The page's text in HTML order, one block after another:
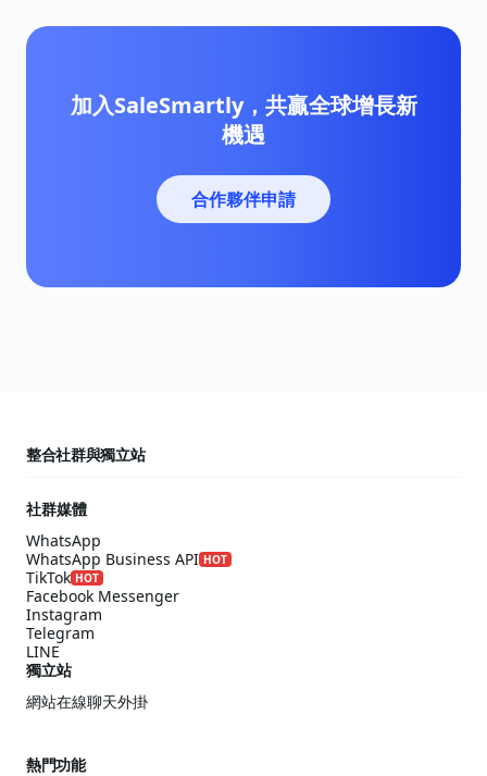
加入SaleSmartly，共贏全球增長新
機遇
合作夥伴申請
整合社群與獨立站
社群媒體
WhatsApp
WhatsApp Business API HOT
TikTok HOT
Facebook Messenger
Instagram
Telegram
LINE
獨立站
網站在線聊天外掛
熱門功能